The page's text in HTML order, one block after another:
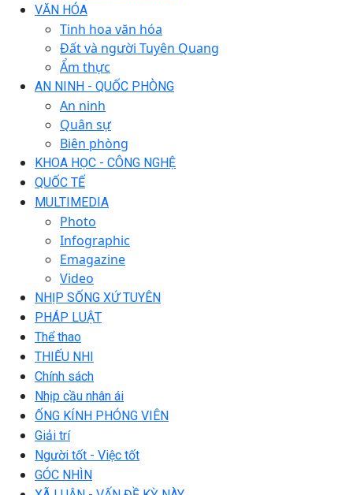
VĂN HÓA
Tinh hoa văn hóa
Đất và người Tuyên Quang
Ẩm thực
AN NINH - QUỐC PHÒNG
An ninh
Quân sự
Biên phòng
KHOA HỌC - CÔNG NGHỆ
QUỐC TẾ
MULTIMEDIA
Photo
Infographic
Emagazine
Video
NHỊP SỐNG XỨ TUYÊN
PHÁP LUẬT
Thể thao
THIẾU NHI
Chính sách
Nhịp cầu nhân ái
ỐNG KÍNH PHÓNG VIÊN
Giải trí
Người tốt - Việc tốt
GÓC NHÌN